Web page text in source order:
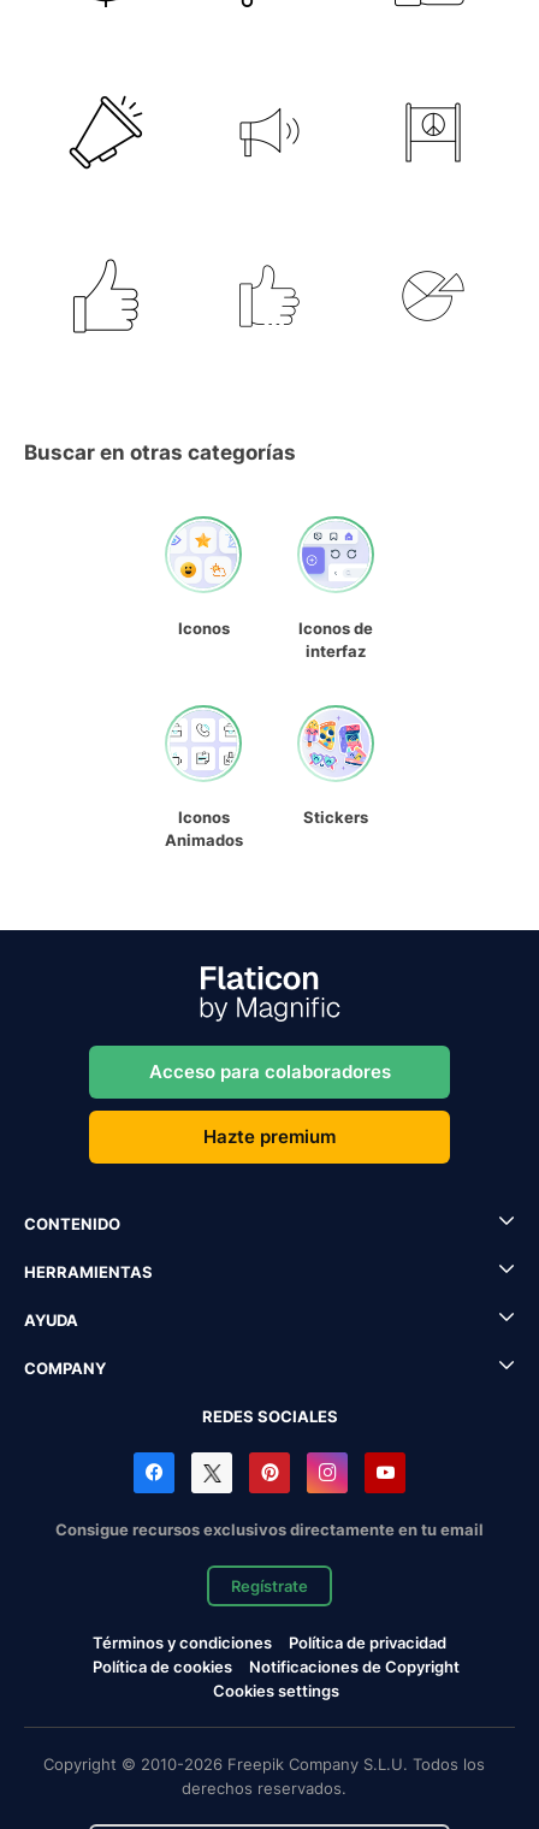
Buscar en otras categorías
Iconos
Iconos de
interfaz
Iconos
Animados
Stickers
Acceso para colaboradores
Hazte premium
CONTENIDO
HERRAMIENTAS
AYUDA
COMPANY
REDES SOCIALES
Consigue recursos exclusivos directamente en tu email
Regístrate
Términos y condiciones
Política de privacidad
Política de cookies
Notificaciones de Copyright
Cookies settings
Copyright © 2010-2026 Freepik Company S.L.U. Todos los
derechos reservados.